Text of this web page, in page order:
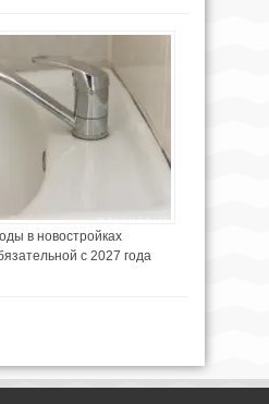
в новостройках
с 2027 года